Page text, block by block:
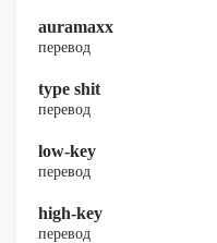
auramaxx
перевод
type shit
перевод
low-key
перевод
high-key
перевод